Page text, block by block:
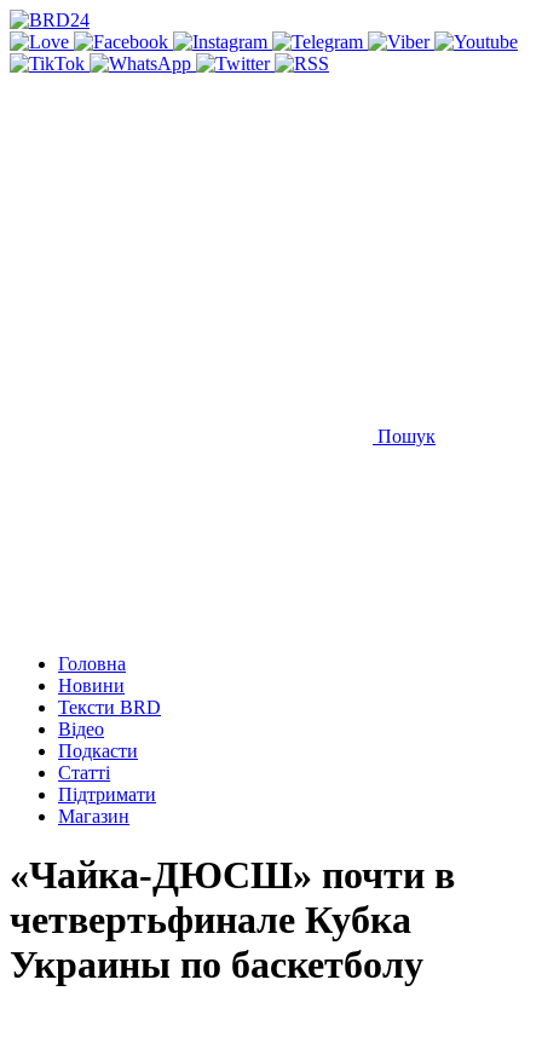
Пошук
Головна
Новини
Тексти BRD
Відео
Подкасти
Статті
Підтримати
Магазин
«Чайка-ДЮСШ» почти в
четвертьфинале Кубка
Украины по баскетболу